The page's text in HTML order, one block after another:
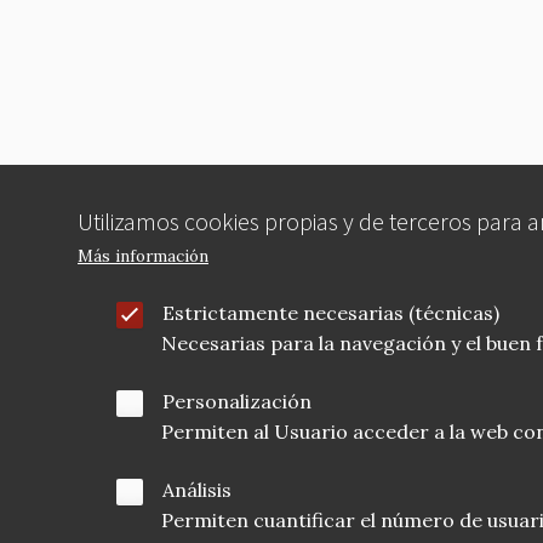
Utilizamos cookies propias y de terceros para
Más información
Estrictamente necesarias (técnicas)
Necesarias para la navegación y el
Personalización
Permiten al Usuario acceder a la web
Análisis
Permiten cuantificar el número de